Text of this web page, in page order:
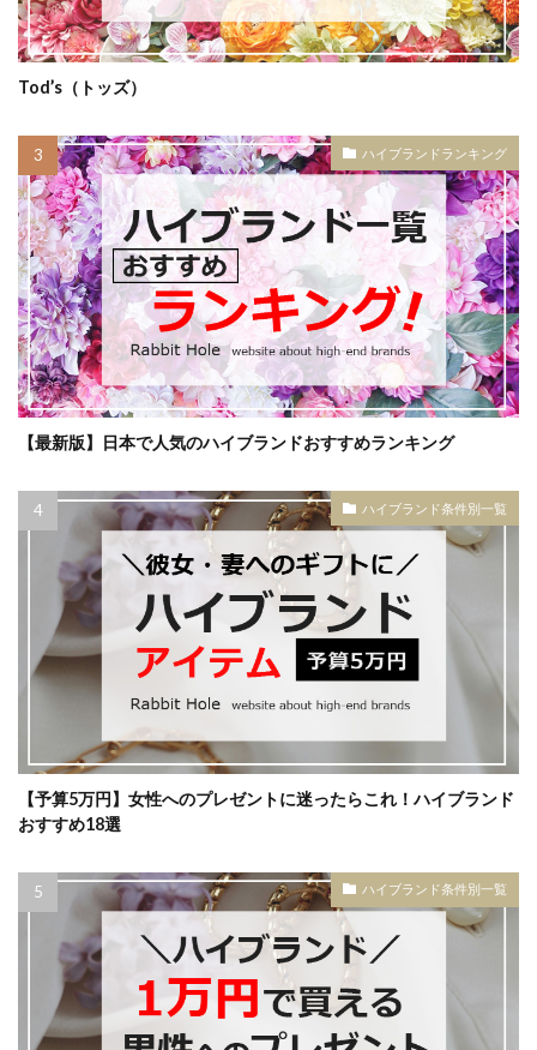
Tod’s（トッズ）
ハイブランドランキング
【最新版】日本で人気のハイブランドおすすめランキング
ハイブランド条件別一覧
【予算5万円】女性へのプレゼントに迷ったらこれ！ハイブランド
おすすめ18選
ハイブランド条件別一覧